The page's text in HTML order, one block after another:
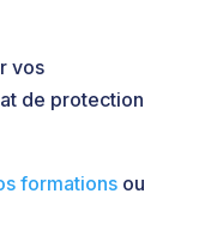
vos
de protection
formationsou